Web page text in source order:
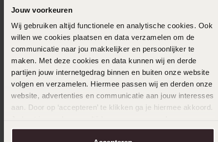
Jouw voorkeuren
Wij gebruiken altijd functionele en analytische cookies. Ook
willen we cookies plaatsen en data verzamelen om de
communicatie naar jou makkelijker en persoonlijker te
maken. Met deze cookies en data kunnen wij en derde
partijen jouw internetgedrag binnen en buiten onze website
volgen en verzamelen. Hiermee passen wij en derden onze
website, advertenties en communicatie aan jouw interesses
aan. Door op ‘accepteren’ te klikken ga je hiermee akkoord.
over in onscookiebeleid.
Das könnte dir gefallen